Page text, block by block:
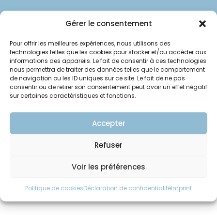
Gérer le consentement
Pour offrir les meilleures expériences, nous utilisons des
technologies telles que les cookies pour stocker et/ou accéder aux
informations des appareils. Le fait de consentir à ces technologies
nous permettra de traiter des données telles que le comportement
de navigation ou les ID uniques sur ce site. Le fait de ne pas
consentir ou de retirer son consentement peut avoir un effet négatif
sur certaines caractéristiques et fonctions.
Accepter
Refuser
Voir les préférences
Politique de cookiesDéclaration de confidentialitéImprint
© Clinipole
Annuaire praticiens
Presse
Plan du site
Mentions légales